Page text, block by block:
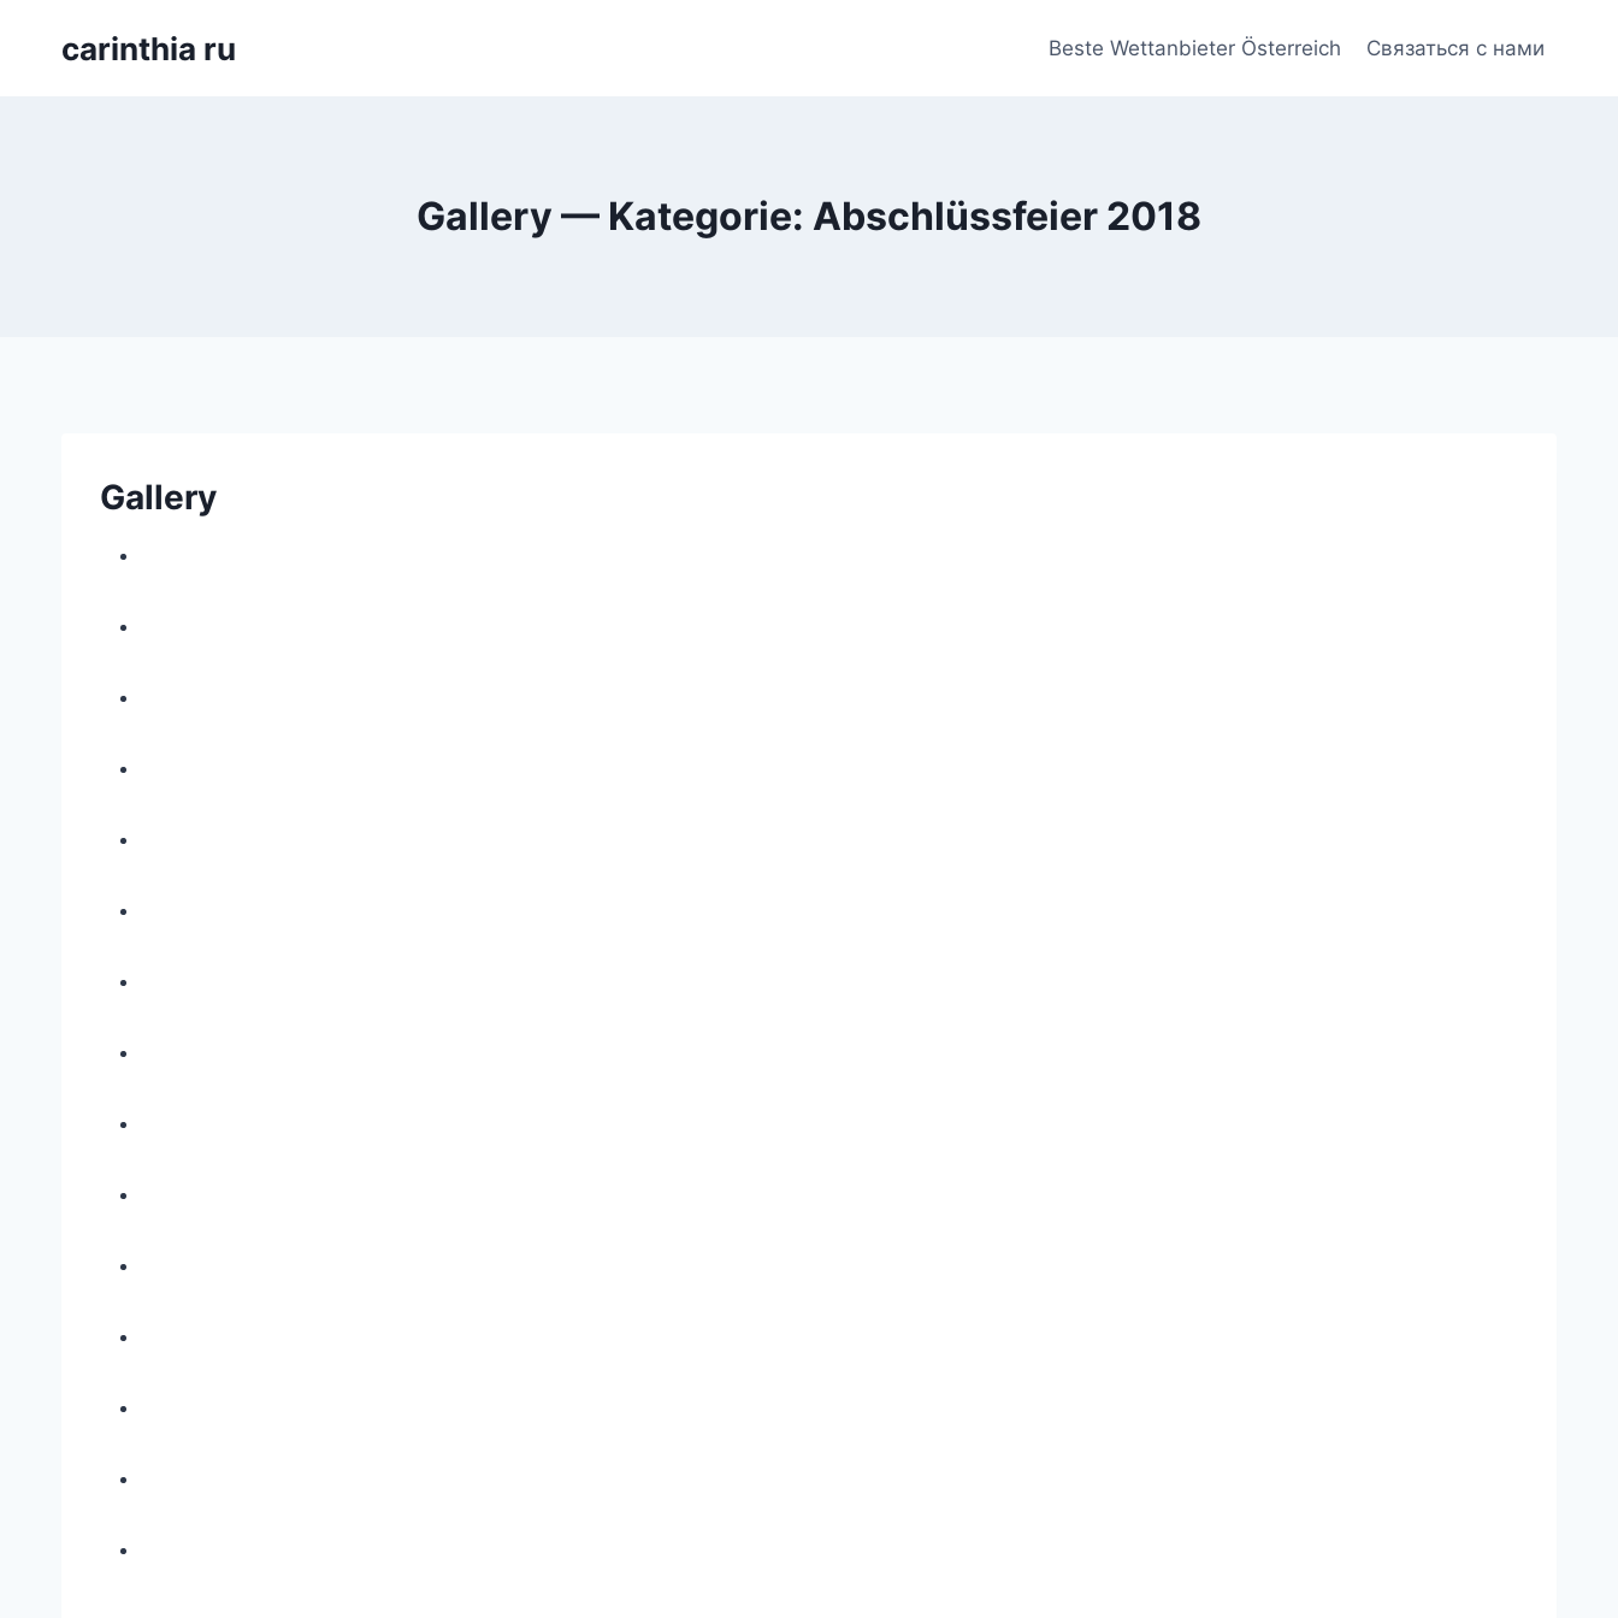
carinthia ru Beste Wettanbieter Österreich Связаться с нами
Gallery — Kategorie: Abschlüssfeier 2018
Gallery